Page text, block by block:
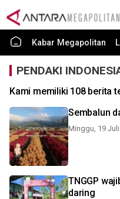
Kabar Megapolitan
PENDAKI
Kami memiliki 108 berita
Sembalun
Minggu, 19
TNGGP
daring